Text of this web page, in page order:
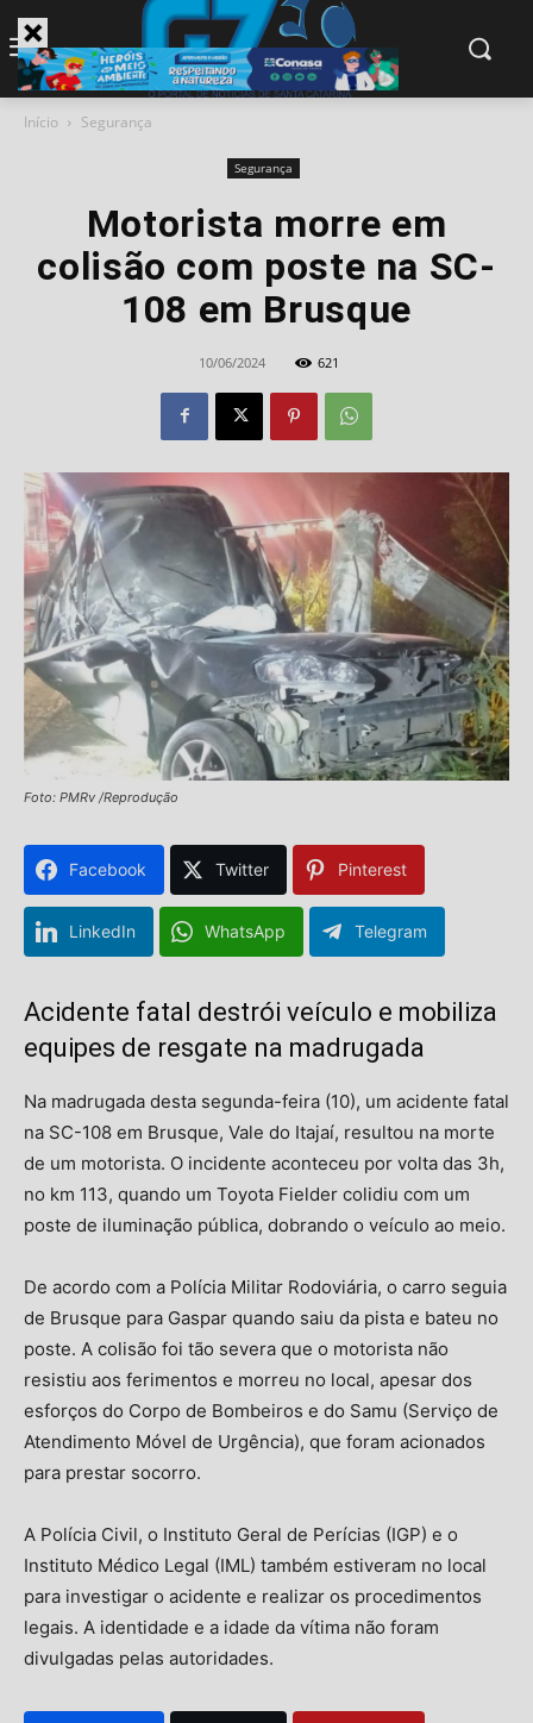
Início Segurança
Segurança
Motorista morre em
colisão com poste na SC-
108 em Brusque
10/06/2024 621
Foto: PMRv /Reprodução
Facebook Twitter Pinterest
LinkedIn WhatsApp Telegram
Acidente fatal destrói veículo e mobiliza
equipes de resgate na madrugada
Na madrugada desta segunda-feira (10), um acidente fatal
na SC-108 em Brusque, Vale do Itajaí, resultou na morte
de um motorista. O incidente aconteceu por volta das 3h,
no km 113, quando um Toyota Fielder colidiu com um
poste de iluminação pública, dobrando o veículo ao meio.
De acordo com a Polícia Militar Rodoviária, o carro seguia
de Brusque para Gaspar quando saiu da pista e bateu no
poste. A colisão foi tão severa que o motorista não
resistiu aos ferimentos e morreu no local, apesar dos
esforços do Corpo de Bombeiros e do Samu (Serviço de
Atendimento Móvel de Urgência), que foram acionados
para prestar socorro.
A Polícia Civil, o Instituto Geral de Perícias (IGP) e o
Instituto Médico Legal (IML) também estiveram no local
para investigar o acidente e realizar os procedimentos
legais. A identidade e a idade da vítima não foram
divulgadas pelas autoridades.
modal-check